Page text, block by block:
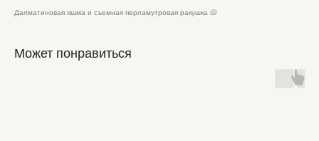
Далматиновая яшма и съемная перламутровая ракушка 🐚
Может понравиться